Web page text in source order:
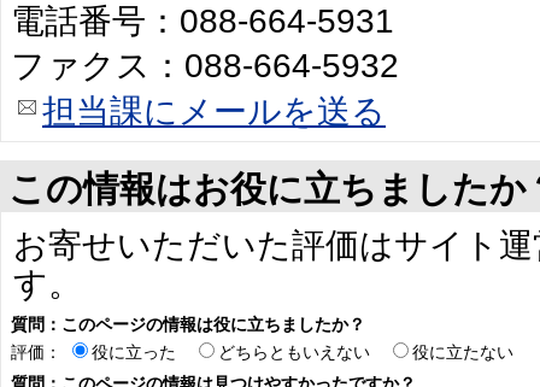
電話番号：088-664-5931
ファクス：088-664-5932
担当課にメールを送る
この情報はお役に立ちましたか
お寄せいただいた評価はサイト
す。
質問：このページの情報は役に立ちましたか？
評価：
役に立った どちらともいえない
役に立たない